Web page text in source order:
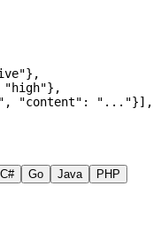
},
"high"},
, "content" : "..."}],
C# Go Java
PHP